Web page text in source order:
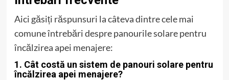
Aici găsiți răspunsuri la câteva dintre cele mai
comune întrebări despre panourile solare pentru
încălzirea apei menajere:
1. Cât costă un sistem de panouri solare pentru
încălzirea apei menajere?